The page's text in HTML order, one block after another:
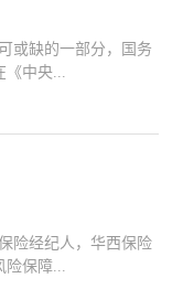
务。
或缺的一部分，国务
中央...
率；能够为企业提供
移到灾后防损、索赔
深化由保险公司提供
险经纪人，华西保险
保障...